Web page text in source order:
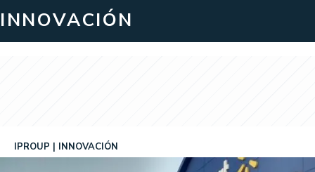
INNOVACIÓN
IPROUP INNOVACIÓN